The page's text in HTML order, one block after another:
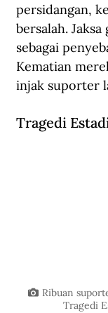
persidangan,
bersalah.
sebagai
Kematian
injak suporter
Tragedi
Ribuan
Tragedi